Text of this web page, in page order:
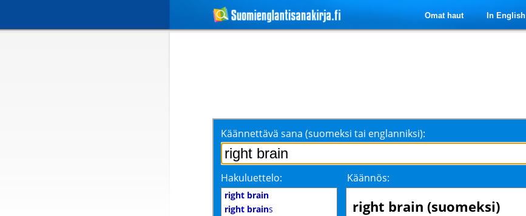
Omat haut In English
Käännettävä sana (suomeksi tai englanniksi):
Hakuluettelo: Käännös:
right brain
right brains
right brain (suomeksi)